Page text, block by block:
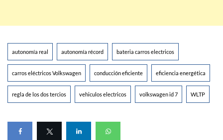
autonomía real autonomía récord bateria carros electricos
carros eléctricos Volkswagen conducción eficiente eficiencia energética
regla de los dos tercios vehiculos electricos volkswagen id 7 WLTP